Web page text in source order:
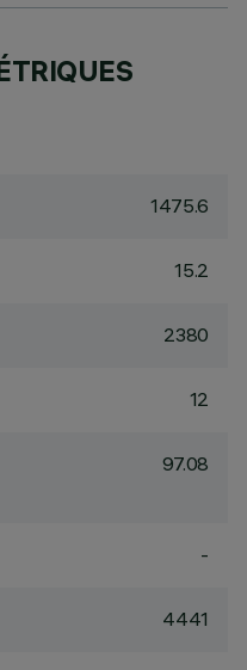
1475.6
15.2
2380
12
97.08
-
4441